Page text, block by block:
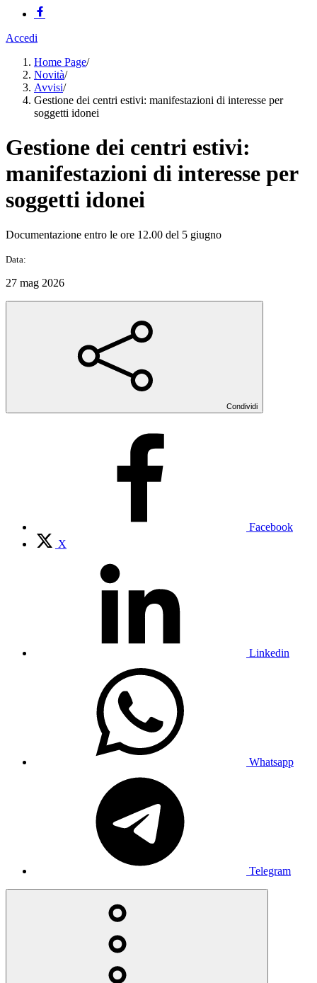
Accedi
Home Page/
Novità/
Avvisi/
Gestione dei centri estivi: manifestazioni di interesse per
soggetti idonei
Gestione dei centri estivi:
manifestazioni di interesse per
soggetti idonei
Documentazione entro le ore 12.00 del 5 giugno
Data:
27 mag 2026
Condividi
Facebook
X
Linkedin
Whatsapp
Telegram